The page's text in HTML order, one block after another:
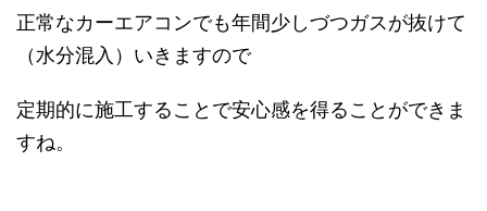
正常なカーエアコンでも年間少しづつガスが抜けて
（水分混入）いきますので
定期的に施工することで安心感を得ることができま
すね。